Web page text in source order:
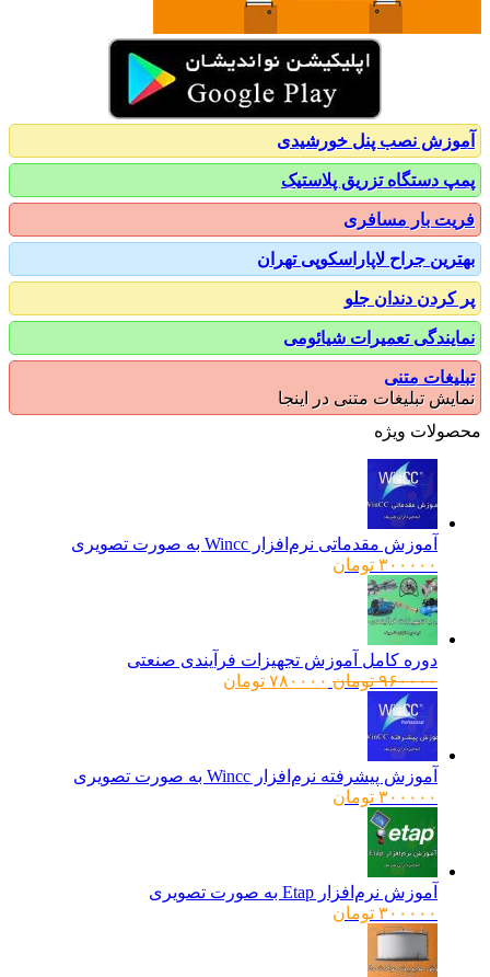
نصب پنل خورشیدی
دستگاه تزریق پلاستیک
بار مسافری
جراح لاپاراسکوپی تهران
دندان جلو
تعمیرات شیائومی
متنی
تبلیغات متنی در اینجا
ویژه
آموزش مقدماتی نرم‌افزار Wincc به صورت تصویری
۳۰۰۰۰۰ تومان
دوره کامل آموزش تجهیزات فرآیندی صنعتی
۹۶۰۰۰۰ تومانقیمت
۷۸۰۰۰۰ تومانقیمت
آموزش پیشرفته نرم‌افزار Wincc به صورت تصویری
۳۰۰۰۰۰ تومان
آموزش نرم‌افزار Etap به صورت تصویری
۳۰۰۰۰۰ تومان